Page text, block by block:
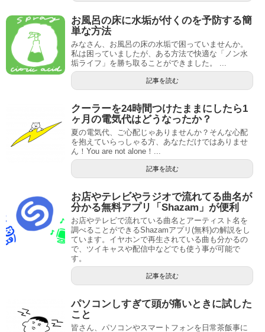
お風呂の床に水垢が付くのを予防する簡
単な方法
みなさん、お風呂の床の水垢で困っていませんか。
私は困っていましたが、ある方法で快適な「ノン水
垢ライフ」を勝ち取ることができました。 ...
記事を読む
クーラーを24時間つけたままにしたら1
ヶ月の電気代はどうなったか？
夏の電気代、ご心配じゃありませんか？そんな心配
を抱えていらっしゃる方、あなただけではありませ
ん！You are not alone！...
記事を読む
お店やテレビやラジオで流れてる曲名が
分かる無料アプリ「Shazam」が便利
お店やテレビで流れている曲名とアーティスト名を
調べることができるShazamアプリ(無料)の解説をし
ています。イヤホンで再生されている曲も分かるの
で、ツイキャスや配信中などでも使う事が可能で
す。
記事を読む
パソコンしすぎて頭が痛いときに試した
こと
皆さん、パソコンやスマートフォンを日常茶飯事に